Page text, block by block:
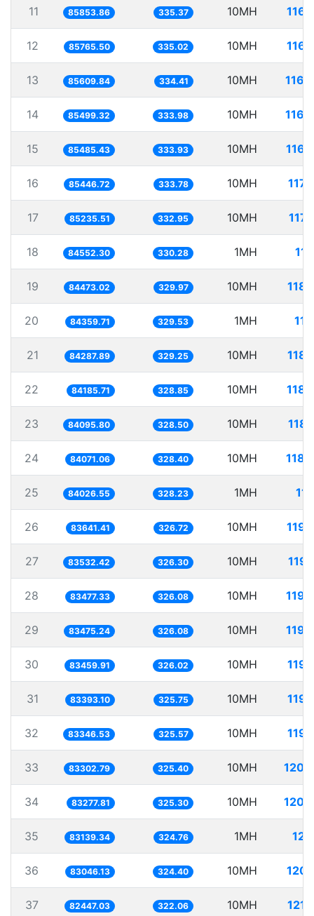
11 85853.86 335.37 10MH
12 85765.50 335.02 10MH
13 85609.84 334.41 10MH
14 85499.32 333.98 10MH
15 85485.43 333.93 10MH
16 85446.72 333.78 10MH
17 85235.51 332.95 10MH
18 84552.30 330.28 1MH
19 84473.02 329.97 10MH
20 84359.71 329.53 1MH
21 84287.89 329.25 10MH
22 84185.71 328.85 10MH
23 84095.80 328.50 10MH
24 84071.06 328.40 10MH
25 84026.55 328.23 1MH
26 83641.41 326.72 10MH
27 83532.42 326.30 10MH
28 83477.33 326.08 10MH
29 83475.24 326.08 10MH
30 83459.91 326.02 10MH
31 83393.10 325.75 10MH
32 83346.53 325.57 10MH
33 83302.79 325.40 10MH
34 83277.81 325.30 10MH
35 83139.34 324.76 1MH
36 83046.13 324.40 10MH
37 82447.03 322.06 10MH